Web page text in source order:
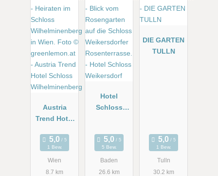
Austria
Trend Hotel
Wilhelminen
berg
1 Bew.
Wien
8.7 km
Hotel
Schloss
5 Bew.
Baden
26.6 km
DIE GARTEN
TULLN
1 Bew.
Tulln
30.2 km